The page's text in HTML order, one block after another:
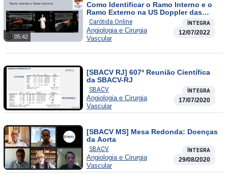
05:42
Como Identificar o Ramo Interno e o
Ramo Externo na US Doppler das
Artérias Carótidas
Carótida Online ÍNTEGRA
Angiologia e Cirurgia
Vascular
12/07/2022
[SBACV RJ] 607ª Reunião Científica
da SBACV-RJ
SBACV ÍNTEGRA
Angiologia e Cirurgia
Vascular
17/07/2020
[SBACV MS] Mesa Redonda: Doenças
da Aorta
SBACV ÍNTEGRA
Angiologia e Cirurgia
Vascular
29/08/2020